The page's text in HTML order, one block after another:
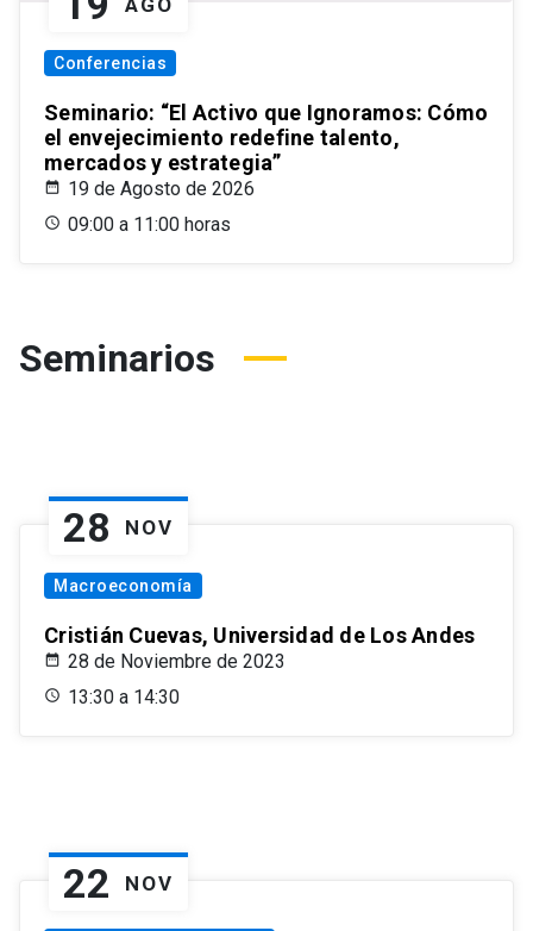
AGO
Conferencias
Seminario: “El Activo que Ignoramos: Cómo
el envejecimiento redefine talento,
mercados y estrategia”
19 de Agosto de 2026
09:00 a 11:00 horas
Seminarios
28 NOV
Macroeconomía
Cristián Cuevas, Universidad de Los Andes
28 de Noviembre de 2023
13:30 a 14:30
22 NOV